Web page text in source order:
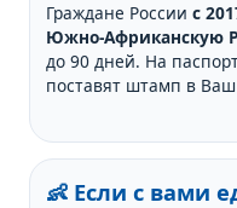
Граждане Россиис
Южно-Африканскую
до 90 дней. На
поставят штамп в Ваш
👶 Если с вами